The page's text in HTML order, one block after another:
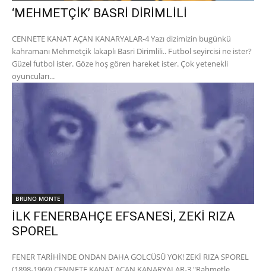
‘MEHMETÇİK’ BASRİ DİRİMLİLİ
CENNETE KANAT AÇAN KANARYALAR-4 Yazı dizimizin bugünkü
kahramanı Mehmetçik lakaplı Basri Dirimlili.. Futbol seyircisi ne ister?
Güzel futbol ister. Göze hoş gören hareket ister. Çok yetenekli
oyuncuları...
BRUNO MONTE
İLK FENERBAHÇE EFSANESİ, ZEKİ RIZA
SPOREL
FENER TARİHİNDE ONDAN DAHA GOLCÜSÜ YOK! ZEKİ RIZA SPOREL